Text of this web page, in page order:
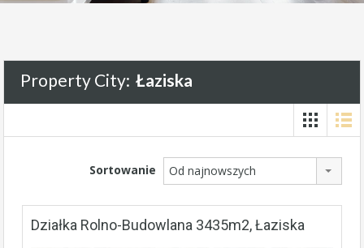
Property City: Łaziska
Sortowanie Od najnowszych
Działka Rolno-Budowlana 3435m2, Łaziska